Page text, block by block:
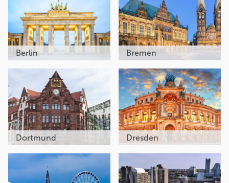
Berlin Bremen
Dortmund Dresden